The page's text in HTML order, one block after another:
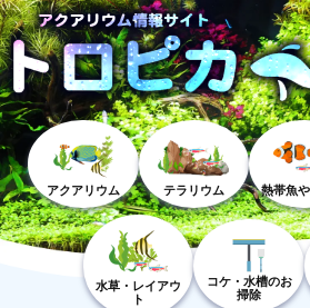
アクアリウム テラリウム 熱帯魚
水草・レイアウ
ト
コケ・水槽のお
掃除